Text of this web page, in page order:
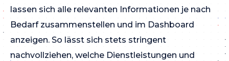
lassen sich alle relevanten Informationen je nach
Bedarf zusammenstellen und im Dashboard
anzeigen. So lässt sich stets stringent
nachvollziehen, welche Dienstleistungen und